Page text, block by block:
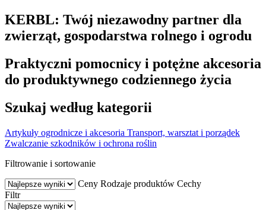
KERBL: Twój niezawodny partner dla
zwierząt, gospodarstwa rolnego i ogrodu
Praktyczni pomocnicy i potężne akcesoria
do produktywnego codziennego życia
Szukaj według kategorii
Artykuły ogrodnicze i akcesoria Transport, warsztat i porządek
Zwalczanie szkodników i ochrona roślin
Filtrowanie i sortowanie
Ceny Rodzaje produktów Cechy
Filtr